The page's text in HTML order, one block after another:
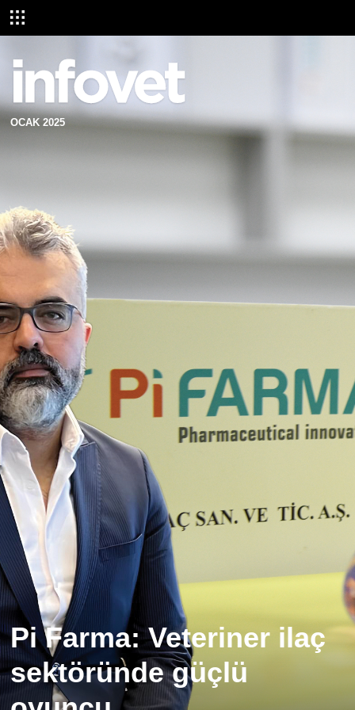
OCAK 2025
Pi Farma: Veteriner ilaç
sektöründe güçlü